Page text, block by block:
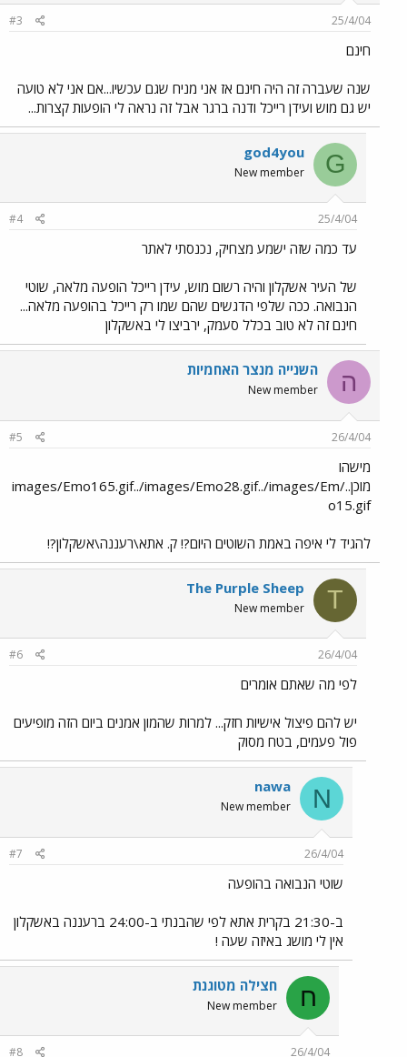
25/4/04
#3
חינם
שנה שעברה זה היה חינם אז אני מניח שגם עכשיו...אם אני לא טועה
יש גם מוש ועידן רייכל ודנה ברגר אבל זה נראה לי הופעות קצרות...
G
god4you
New member
25/4/04
#4
עד כמה שזה ישמע מצחיק, נכנסתי לאתר
של העיר אשקלון והיה רשום מוש, עידן רייכל הופעה מלאה, שוטי
הנבואה. ככה שלפי הדגשים שהם שמו רק רייכל בהופעה מלאה...
חינם זה לא טוב בכלל סעמק, ירביצו לי באשקלון
ה השנייה מנצר האחמיות
New member
26/4/04
#5
מישהו
מוכן../images/Emo165.gif../images/Emo28.gif../images/Em
o15.gif
להגיד לי איפה באמת השוטים היום?! ק. אתא\רעננה\אשקלון?!
T
The Purple Sheep
New member
26/4/04
#6
לפי מה שאתם אומרים
יש להם פיצול אישיות חזק... למרות שהמון אמנים ביום הזה מופיעים
פול פעמים, בטח מסוק
N
nawa
New member
26/4/04
#7
שוטי הנבואה בהופעה
ב-21:30 בקרית אתא לפי שהבנתי ב-24:00 ברעננה באשקלון
אין לי מושג באיזה שעה !
ח חצילה מטוגנת
New member
26/4/04
#8